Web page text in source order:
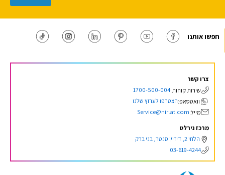
חפשו אותנו
צרו קשר
שירות קוחות:1700-500-004
וואטסאפ:הצטרפו לערוץ שלנו
מייל:Service@nirlat.com
מרכז נירלט
הלחי 2, דיזיין סנטר, בני ברק
03-619-4244